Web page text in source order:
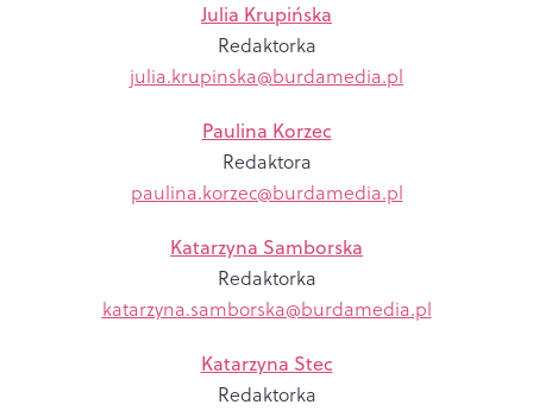
Julia Krupińska
Redaktorka
julia.krupinska@burdamedia.pl
Paulina Korzec
Redaktora
paulina.korzec@burdamedia.pl
Katarzyna Samborska
Redaktorka
katarzyna.samborska@burdamedia.pl
Katarzyna Stec
Redaktorka